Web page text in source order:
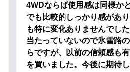
4WDならば使用感は同様か
でも比較的しっかり感があ
も特に変化ありませんでし
当たっていないので氷雪路
らですが、以前の信頼感も
を買いました。今後に期待し